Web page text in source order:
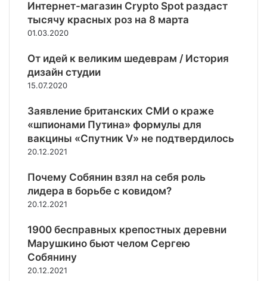
а
щ
е
и
е
м
г
н
я
и
ы
в
о
о
в
о
й
т
и
в
и
к
у
п
о
р
в
т
ь
е
т
Интернет-магазин Crypto Spot раздаст
тысячу красных роз на 8 марта
01.03.2020
От идей к великим шедеврам / История
дизайн студии
15.07.2020
Заявление британских СМИ о краже
«шпионами Путина» формулы для
вакцины «Спутник V» не подтвердилось
20.12.2021
Почему Собянин взял на себя роль
лидера в борьбе с ковидом?
20.12.2021
1900 бесправных крепостных деревни
Марушкино бьют челом Сергею
Собянину
20.12.2021